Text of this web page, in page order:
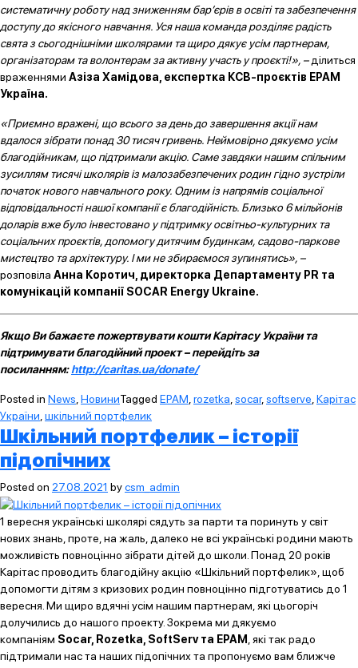
систематичну роботу над зниженням бар’єрів в освіті та забезпечення
доступу до якісного навчання. Уся наша команда розділяє радість
свята з сьогоднішніми школярами та щиро дякує усім партнерам,
організаторам та волонтерам за активну участь у проєкті!», –ділиться
враженнями Азіза Хамідова, експертка КСВ-проєктів ЕРАМ
Україна.
«Приємно вражені, що всього за день до завершення акції нам
вдалося зібрати понад 30 тисяч гривень. Неймовірно дякуємо усім
благодійникам, що підтримали акцію. Саме завдяки нашим спільним
зусиллям тисячі школярів із малозабезпечених родин гідно зустріли
початок нового навчального року. Одним із напрямів соціальної
відповідальності нашої компанії є благодійність. Близько 6 мільйонів
доларів вже було інвестовано у підтримку освітньо-культурних та
соціальних проєктів, допомогу дитячим будинкам, садово-паркове
мистецтво та архітектуру. І ми не збираємося зупинятись», –
розповіла Анна Коротич, директорка Департаменту PR та
комунікацій компанії SOCAR Energy Ukraine.
Якщо Ви бажаєте пожертвувати кошти Карітасу України та
підтримувати благодійний проект – перейдіть за
посиланням:http://caritas.ua/donate/
Posted in News НовиниTagged EPAM rozetka socar, softserve Карітас
України шкільний портфелик
Шкільний портфелик – історії
підопічних
Posted on 27.08.2021 bycsm_admin
1 вересня українські школярі сядуть за парти та поринуть у світ
нових знань, проте, на жаль, далеко не всі українські родини мають
можливість повноцінно зібрати дітей до школи. Понад 20 років
Карітас проводить благодійну акцію «Шкільний портфелик», щоб
допомогти дітям з кризових родин повноцінно підготуватись до 1
вересня. Ми щиро вдячні усім нашим партнерам, які цьогоріч
долучились до нашого проекту. Зокрема ми дякуємо
компаніям Socar, Rozetka, SoftServ та EPAM , які так радо
підтримали нас та наших підопічних та пропонуємо вам ближче